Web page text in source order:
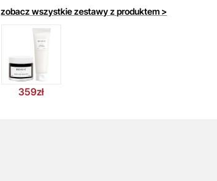
508 504 506
PayU Twisto!
Wybierz opcję płatności PayU w
się możliwością zakupu teraz, a płatności
dogodnym terminie.
zobacz wszystkie zestawy z produktem >
359zł